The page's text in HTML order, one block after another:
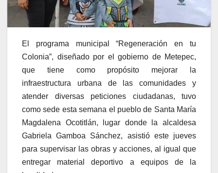
El programa municipal “Regeneración en tu
Colonia”, diseñado por el gobierno de Metepec,
que tiene como propósito mejorar la
infraestructura urbana de las comunidades y
atender diversas peticiones ciudadanas, tuvo
como sede esta semana el pueblo de Santa María
Magdalena Ocotitlán, lugar donde la alcaldesa
Gabriela Gamboa Sánchez, asistió este jueves
para supervisar las obras y acciones, al igual que
entregar material deportivo a equipos de la